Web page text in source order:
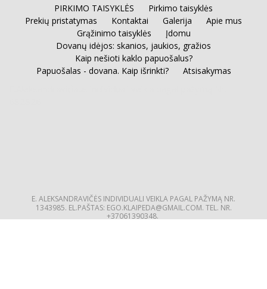
PIRKIMO TAISYKLĖS
Pirkimo taisyklės
Prekių pristatymas
Kontaktai Galerija
Apie mus
Grąžinimo taisyklės
Įdomu
Dovanų idėjos: skanios, jaukios, gražios
Kaip nešioti kaklo papuošalus?
Papuošalas - dovana. Kaip išrinkti?
Atsisakymas
E. ALEKSANDRAVIČĖS INDIVIDUALI VEIKLA PAGAL PAŽYMĄ NR.
1343985. EL.PAŠTAS: EGO.KLAIPEDA@GMAIL.COM. TEL. NR.
+37061390348.